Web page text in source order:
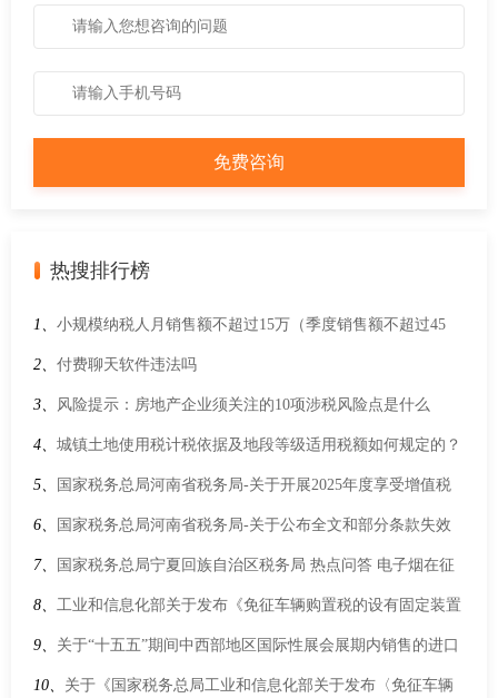
热搜排行榜
1、 小规模纳税人月销售额不超过15万（季度销售额不超过45
万）免征增值税的优惠截止到什么时候?
2、 付费聊天软件违法吗
3、 风险提示：房地产企业须关注的10项涉税风险点是什么
4、 城镇土地使用税计税依据及地段等级适用税额如何规定的？
5、 国家税务总局河南省税务局-关于开展2025年度享受增值税
加计抵减政策的集成电路企业清单制定工作的通知
6、 国家税务总局河南省税务局-关于公布全文和部分条款失效
废止的税务规范性文件目录的公告
7、 国家税务总局宁夏回族自治区税务局 热点问答 电子烟在征
收消费税时各个环节的纳税人是如何规定的？
8、 工业和信息化部关于发布《免征车辆购置税的设有固定装置
的非运输专用作业车辆目录》（第二十二批）的公告
9、 关于“十五五”期间中西部地区国际性展会展期内销售的进口
展品税收优惠政策的通知
10、 关于《国家税务总局工业和信息化部关于发布〈免征车辆